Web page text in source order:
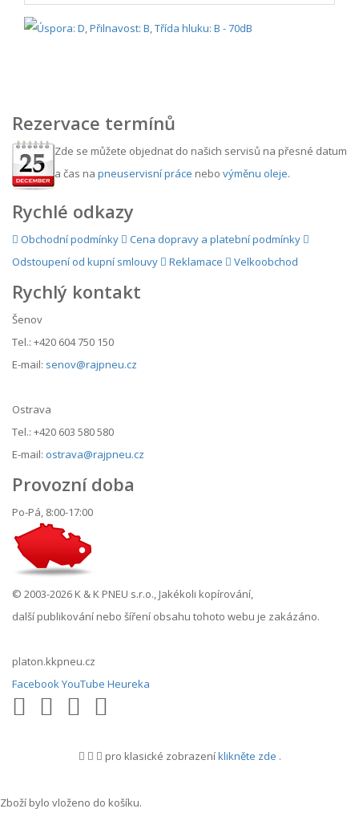
Rezervace termínů
Zde se můžete objednat do našich servisů na přesné datum
a čas na pneuservisní práce nebo výměnu oleje.
Rychlé odkazy
Obchodní podmínky
Cena dopravy a platební podmínky
Odstoupení od kupní smlouvy
Reklamace Velkoobchod
Rychlý kontakt
Šenov
Tel.: +420 604 750 150
E-mail: senov@rajpneu.cz
Ostrava
Tel.: +420 603 580 580
E-mail: ostrava@rajpneu.cz
Provozní doba
Po-Pá, 8:00-17:00
© 2003-2026 K & K PNEU s.r.o., Jakékoli kopírování,
další publikování nebo šíření obsahu tohoto webu je zakázáno.
platon.kkpneu.cz
FacebookYouTube Heureka
pro klasické zobrazeníklikněte zde .
Zboží bylo vloženo do košíku.